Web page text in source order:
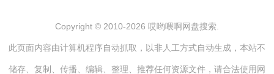
Copyright © 2010-2026 哎哟喂啊网盘搜索.
此页面内容由计算机程序自动抓取，以非人工方式自动生成，本站不
储存、复制、传播、编辑、整理、推荐任何资源文件，请合法使用网